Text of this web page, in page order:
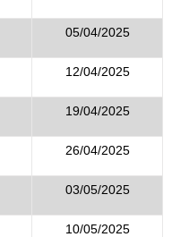
05/04/2025
12/04/2025
19/04/2025
26/04/2025
03/05/2025
10/05/2025